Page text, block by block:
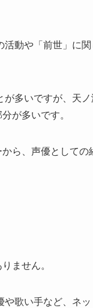
動や「前世」に
多いですが、天ノ
が多いです。
ら、声優としての
ません。
歌い手など、ネ